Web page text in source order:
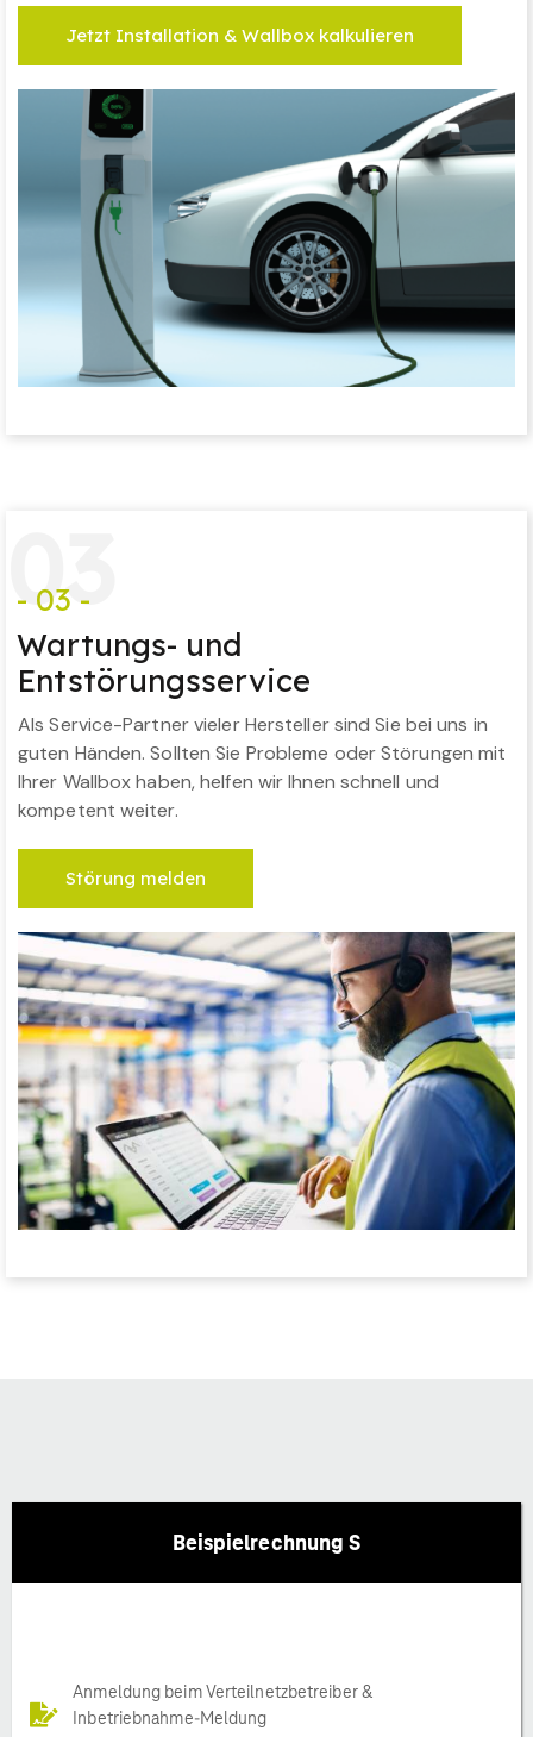
Jetzt Installation & Wallbox kalkulieren
03
- 03 -
Wartungs- und
Entstörungsservice
Als Service-Partner vieler Hersteller sind Sie bei uns in
guten Händen. Sollten Sie Probleme oder Störungen mit
Ihrer Wallbox haben, helfen wir Ihnen schnell und
kompetent weiter.
Störung melden
Beispielrechnung S
Anmeldung beim Verteilnetzbetreiber &
Inbetriebnahme-Meldung